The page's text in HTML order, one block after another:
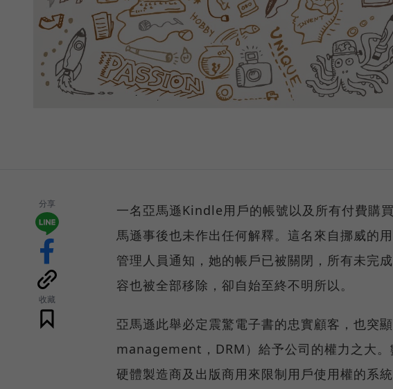
分享
收藏
一名亞馬遜Kindle用戶的帳號以及所有付費購
馬遜事後也未作出任何解釋。這名來自挪威的
管理人員通知，她的帳戶已被關閉，所有未完
容也被全部移除，卻自始至終不明所以。
亞馬遜此舉必定震驚電子書的忠實顧客，也
management，DRM）給予公司的權力之大。
硬體製造商及出版商用來限制用戶使用權的系